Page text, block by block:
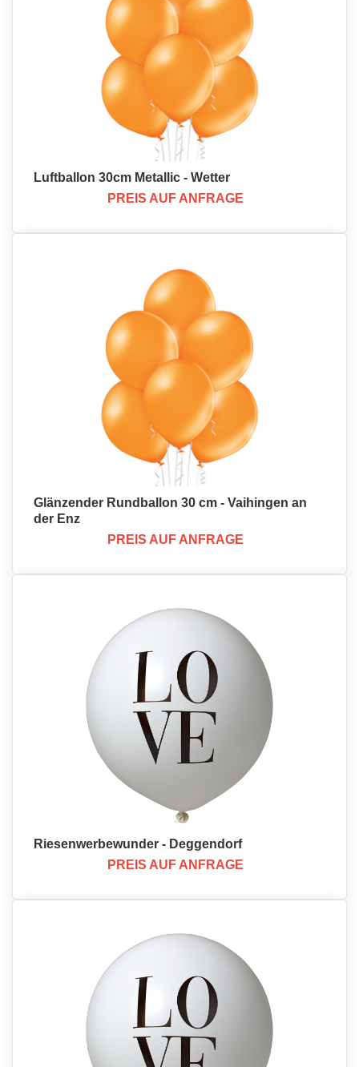
Luftballon 30cm Metallic - Wetter
PREIS AUF ANFRAGE
Glänzender Rundballon 30 cm - Vaihingen an
der Enz
PREIS AUF ANFRAGE
Riesenwerbewunder - Deggendorf
PREIS AUF ANFRAGE